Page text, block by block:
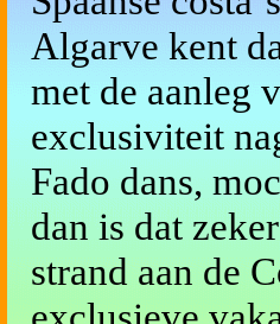
Algarve kent
met de aanleg
exclusiviteit
Fado dans,
dan is dat
strand aan de